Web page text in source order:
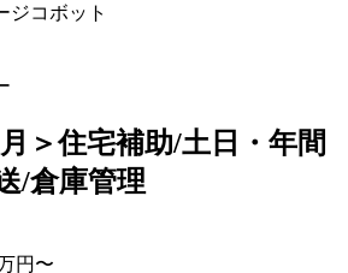
ジコボット
＞住宅補助/土日・年間
/倉庫管理
円〜